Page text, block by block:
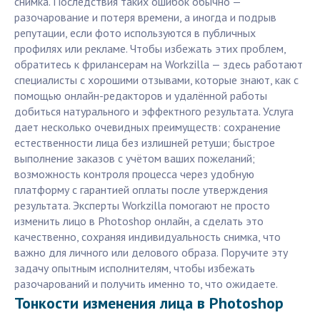
разочарование и потеря времени, а иногда и подрыв
репутации, если фото используются в публичных
профилях или рекламе. Чтобы избежать этих проблем,
обратитесь к фрилансерам на Workzilla — здесь работают
специалисты с хорошими отзывами, которые знают, как с
помощью онлайн-редакторов и удалённой работы
добиться натурального и эффектного результата. Услуга
дает несколько очевидных преимуществ: сохранение
естественности лица без излишней ретуши; быстрое
выполнение заказов с учётом ваших пожеланий;
возможность контроля процесса через удобную
платформу с гарантией оплаты после утверждения
результата. Эксперты Workzilla помогают не просто
изменить лицо в Photoshop онлайн, а сделать это
качественно, сохраняя индивидуальность снимка, что
важно для личного или делового образа. Поручите эту
задачу опытным исполнителям, чтобы избежать
разочарований и получить именно то, что ожидаете.
Тонкости изменения лица в Photoshop